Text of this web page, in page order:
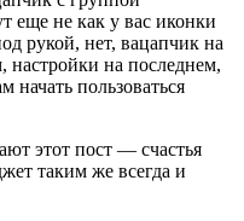
не как у вас иконки
рукой, нет, вацапчик на
настройки на последнем,
пользоваться
этот пост — счастья
таким же всегда и